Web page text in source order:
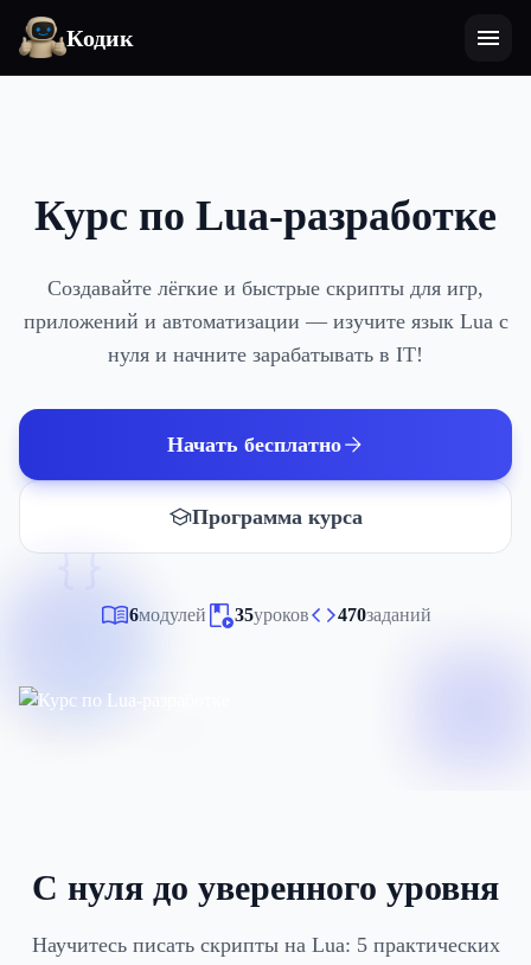
Кодик
{}
Курс по Lua-разработке
Создавайте лёгкие и быстрые скрипты для игр,
приложений и автоматизации — изучите язык Lua с
нуля и начните зарабатывать в IT!
Начать бесплатно
Программа курса
6модулей 35уроков 470заданий
С нуля до уверенного уровня
Научитесь писать скрипты на Lua: 5 практических